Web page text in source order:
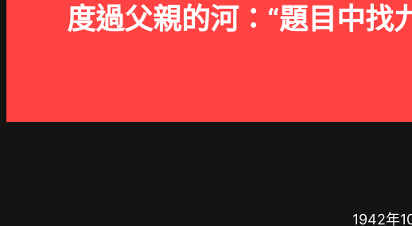
度過父親的河：“題目中找
1942年